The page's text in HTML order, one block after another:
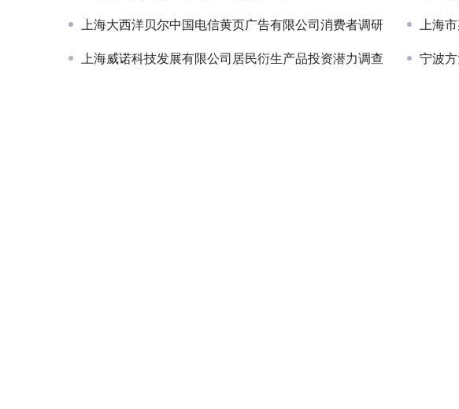
上海大西洋贝尔中国电信黄页广告有限公司消费者调研 上海
上海威诺科技发展有限公司居民衍生产品投资潜力调查 宁波